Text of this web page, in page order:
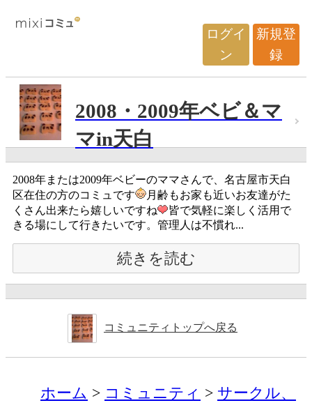
ログイ
ン
新規登
録
2008・2009年ベビ＆マ
マin天白
2008年または2009年ベビーのママさんで、名古屋市天白
区在住の方のコミュです
月齢もお家も近いお友達がた
くさん出来たら嬉しいですね
皆で気軽に楽しく活用で
きる場にして行きたいです。管理人は不慣れ...
続きを読む
コミュニティトップへ戻る
ホーム コミュニティ
サークル、